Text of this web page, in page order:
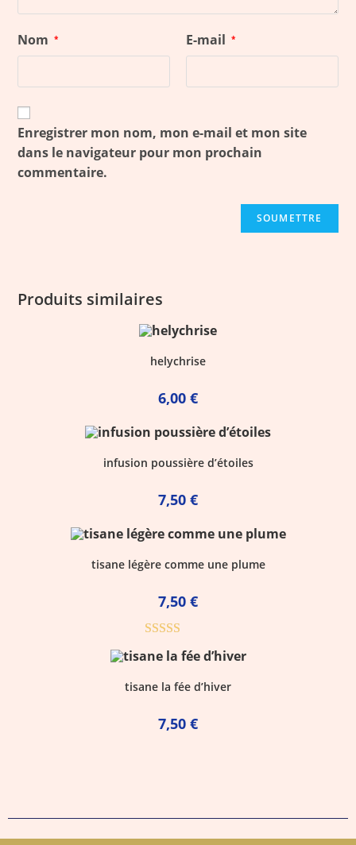
Nom * E-mail *
Enregistrer mon nom, mon e-mail et mon site
dans le navigateur pour mon prochain
commentaire.
Produits similaires
helychrise
6,00 €
infusion poussière d’étoiles
7,50 €
tisane légère comme une plume
7,50 €
tisane la fée d’hiver
7,50 €